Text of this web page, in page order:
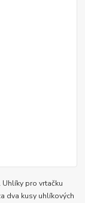
Uhlíky pro vrtačku
dva kusy uhlíkových